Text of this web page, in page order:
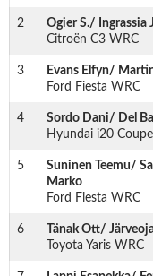
2
Ogier S./ Ingrassia
Citroën C3 WRC
3
Evans Elfyn/
Ford Fiesta WRC
4
Sordo Dani/ Del
Hyundai i20
5
Suninen Teemu/
Marko
Ford Fiesta WRC
6
Tänak Ott/
Toyota Yaris WRC